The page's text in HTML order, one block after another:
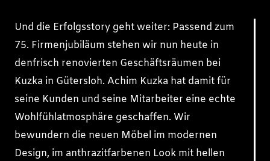
Und die Erfolgsstory geht weiter: Passend zum
75. Firmenjubiläum stehen wir nun heute in
denfrisch renovierten Geschäftsräumen bei
Kuzka in Gütersloh. Achim Kuzka hat damit für
seine Kunden und seine Mitarbeiter eine echte
Wohlfühlatmosphäre geschaffen. Wir
bewundern die neuen Möbel im modernen
Design, im anthrazitfarbenen Look mit hellen